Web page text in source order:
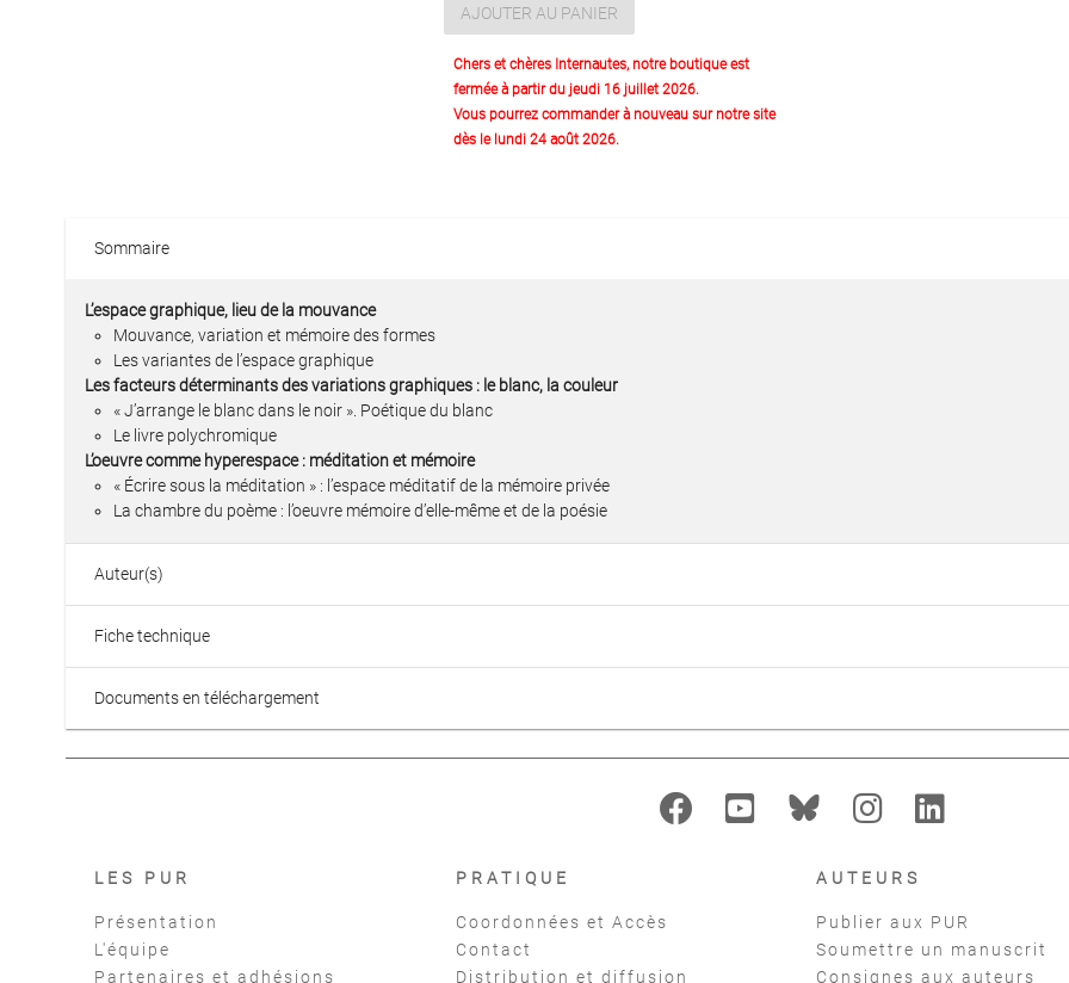
AJOUTER AU PANIER
Chers et chères Internautes, notre boutique est
fermée à partir du jeudi 16 juillet 2026.
Vous pourrez commander à nouveau sur notre site
dès le lundi 24 août 2026.
Sommaire
L’espace graphique, lieu de la mouvance
Mouvance, variation et mémoire des formes
Les variantes de l’espace graphique
Les facteurs déterminants des variations graphiques : le blanc, la couleur
« J’arrange le blanc dans le noir ». Poétique du blanc
Le livre polychromique
L’oeuvre comme hyperespace : méditation et mémoire
« Écrire sous la méditation » : l’espace méditatif de la mémoire privée
La chambre du poème : l’oeuvre mémoire d’elle-même et de la poésie
Auteur(s)
Fiche technique
Documents en téléchargement
LES PUR
Présentation
L'équipe
Partenaires et adhésions
PRATIQUE
Coordonnées et Accès
Contact
Distribution et diffusion
AUTEURS
Publier aux PUR
Soumettre un manuscrit
Consignes aux auteurs